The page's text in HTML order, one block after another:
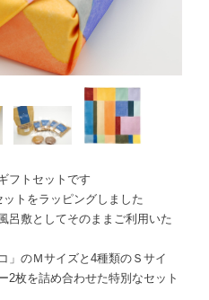
フトセットです
トをラッピングしました
呂敷としてそのままご利用いた
」のＭサイズと4種類のＳサイ
2枚を詰め合わせた特別なセット